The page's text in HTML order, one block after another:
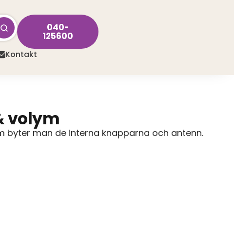
040-
125600
Kontakt
volym
byter man de interna knapparna och antenn.